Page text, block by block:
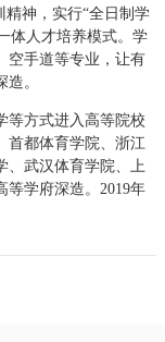
精神，实行“全日制学
体人才培养模式。学
空手道等专业，让有
。
等方式进入高等院校
首都体育学院、浙江
、武汉体育学院、上
等学府深造。2019年